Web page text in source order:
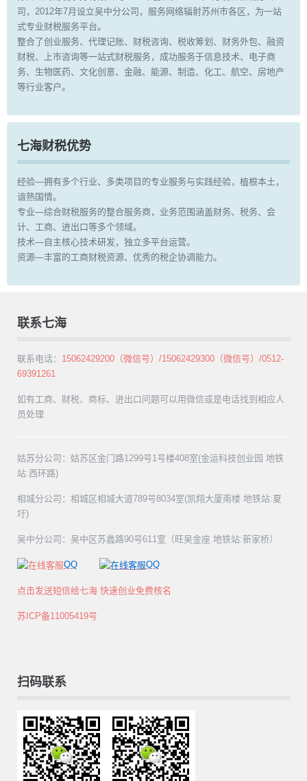
司，2012年7月设立吴中分公司，服务网络辐射苏州市各区，为一站
式专业财税服务平台。
整合了创业服务、代理记账、财税咨询、税收筹划、财务外包、融资
财税、上市咨询等一站式财税服务，成功服务于信息技术、电子商
务、生物医药、文化创意、金融、能源、制造、化工、航空、房地产
等行业客户。
七海财税优势
经验—拥有多个行业、多类项目的专业服务与实践经验，植根本土，
谙熟国情。
专业—综合财税服务的整合服务商，业务范围涵盖财务、税务、会
计、工商、进出口等多个领域。
技术—自主核心技术研发，独立多平台运营。
资源—丰富的工商财税资源、优秀的税企协调能力。
联系七海
联系电话： 15062429200（微信号）/15062429300（微信号）/0512-
69391261
如有工商、财税、商标、进出口问题可以用微信或是电话找到相应人
员处理
姑苏分公司：姑苏区金门路1299号1号楼408室(金运科技创业园 地铁
站:西环路)
相城分公司：相城区相城大道789号8034室(凯翔大厦南楼 地铁站:夏
圩)
吴中分公司：吴中区苏蠡路90号611室（旺吴金座 地铁站:新家桥）
QQ QQ
点击发送短信给七海 快速创业免费核名
苏ICP备11005419号
扫码联系